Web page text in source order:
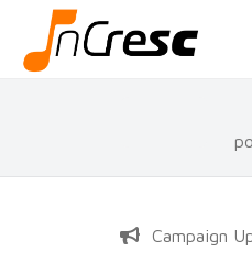
Campaign